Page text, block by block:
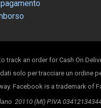
track an order for Cash On
solo per tracciare un ordine
Facebook is a trademark of
20110 (MI) P.IVA